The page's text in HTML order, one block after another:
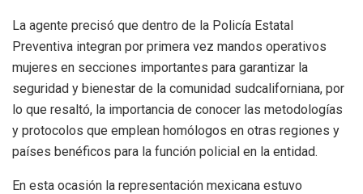
La agente precisó que dentro de la Policía Estatal
Preventiva integran por primera vez mandos operativos
mujeres en secciones importantes para garantizar la
seguridad y bienestar de la comunidad sudcaliforniana, por
lo que resaltó, la importancia de conocer las metodologías
y protocolos que emplean homólogos en otras regiones y
países benéficos para la función policial en la entidad.
En esta ocasión la representación mexicana estuvo